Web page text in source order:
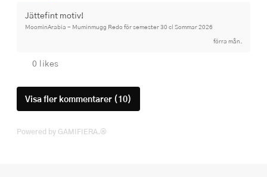
Jättefint motiv!
MoominArabia - Muminmugg Redo för semester 30 cl Sommar 2026
förra mån.
0 likes
Visa fler kommentarer (10)
Powered by GAMIFIERA.®